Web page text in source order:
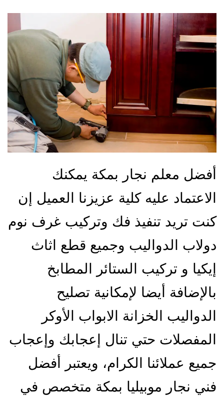
أفضل معلم نجار بمكة يمكنك
الاعتماد عليه كلية عزيزنا العميل إن
كنت تريد تنفيذ فك وتركيب غرف نوم
دولاب الدواليب وجميع قطع اثاث
إيكيا و تركيب الستائر المطابخ
بالإضافة أيضا لإمكانية تصليح
الدواليب الخزانة الابواب الأوكر
المفصلات حتي تنال إعجابك وإعجاب
جميع عملائنا الكرام، ويعتبر أفضل
فني نجار موبيليا بمكة متخصص في